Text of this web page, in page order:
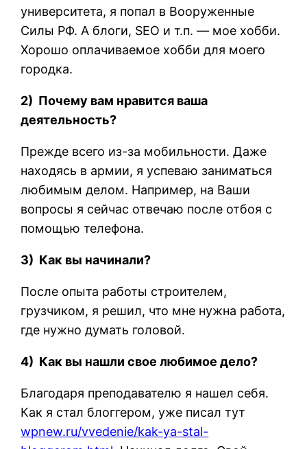
университета, я попал в Вооруженные
Силы РФ. А блоги, SEO и т.п. — мое хобби.
Хорошо оплачиваемое хобби для моего
городка.
2) Почему вам нравится ваша
деятельность?
Прежде всего из-за мобильности. Даже
находясь в армии, я успеваю заниматься
любимым делом. Например, на Ваши
вопросы я сейчас отвечаю после отбоя с
помощью телефона.
3) Как вы начинали?
После опыта работы строителем,
грузчиком, я решил, что мне нужна работа,
где нужно думать головой.
4) Как вы нашли свое любимое дело?
Благодаря преподавателю я нашел себя.
Как я стал блоггером, уже писал тут
wpnew.ru/vvedenie/kak-ya-stal-